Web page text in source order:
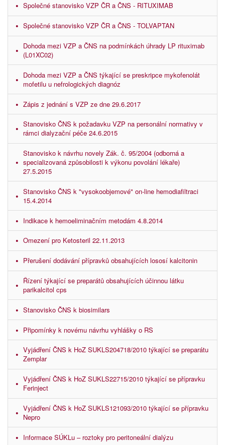
Společné stanovisko VZP ČR a ČNS - RITUXIMAB
Společné stanovisko VZP ČR a ČNS - TOLVAPTAN
Dohoda mezi VZP a ČNS na podmínkách úhrady LP rituximab
(L01XC02)
Dohoda mezi VZP a ČNS týkající se preskripce mykofenolát
mofetilu u nefrologických diagnóz
Zápis z jednání s VZP ze dne 29.6.2017
Stanovisko ČNS k požadavku VZP na personální normativy v
rámci dialyzační péče 24.6.2015
Stanovisko k návrhu novely Zák. č. 95/2004 (odborná a
specializovaná způsobilosti k výkonu povolání lékaře)
27.5.2015
Stanovisko ČNS k "vysokoobjemové" on-line hemodiafiltraci
15.4.2014
Indikace k hemoeliminačním metodám 4.8.2014
Omezení pro Ketosteril 22.11.2013
Přerušení dodávání přípravků obsahujících lososí kalcitonin
Řízení týkající se preparátů obsahujících účinnou látku
parikalcitol cps
Stanovisko ČNS k biosimilars
Připomínky k novému návrhu vyhlášky o RS
Vyjádření ČNS k HoZ SUKLS204718/2010 týkající se preparátu
Zemplar
Vyjádření ČNS k HoZ SUKLS22715/2010 týkající se přípravku
Ferinject
Vyjádření ČNS k HoZ SUKLS121093/2010 týkající se přípravku
Nepro
Informace SÚKLu – roztoky pro peritoneální dialýzu